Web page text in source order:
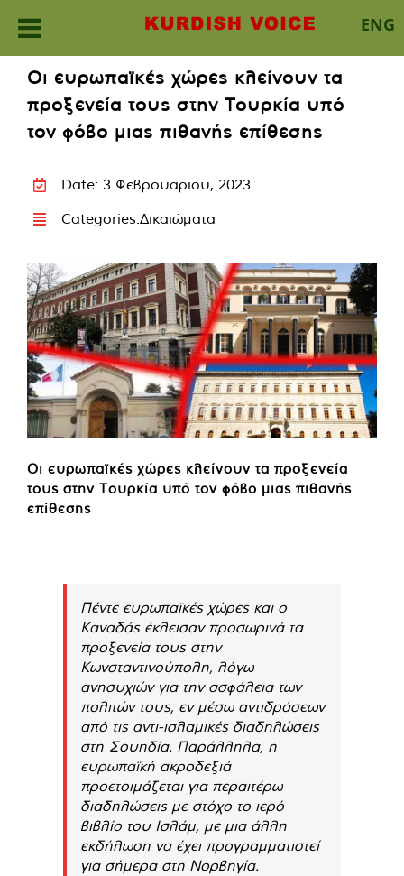
ENG
content
Οι ευρωπαϊκές χώρες κλείνουν τα
προξενεία τους στην Τουρκία υπό
τον φόβο μιας πιθανής επίθεσης
Date: 3 Φεβρουαρίου, 2023
Categories:Δικαιώματα
Οι ευρωπαϊκές χώρες κλείνουν τα προξενεία
τους στην Τουρκία υπό τον φόβο μιας πιθανής
επίθεσης
Πέντε ευρωπαϊκές χώρες και ο
Καναδάς έκλεισαν προσωρινά τα
προξενεία τους στην
Κωνσταντινούπολη, λόγω
ανησυχιών για την ασφάλεια των
πολιτών τους, εν μέσω αντιδράσεων
από τις αντι-ισλαμικές διαδηλώσεις
στη Σουηδία. Παράλληλα, η
ευρωπαϊκή ακροδεξιά
προετοιμάζεται για περαιτέρω
διαδηλώσεις με στόχο το ιερό
βιβλίο του Ισλάμ, με μια άλλη
εκδήλωση να έχει προγραμματιστεί
για σήμερα στη Νορβηγία.